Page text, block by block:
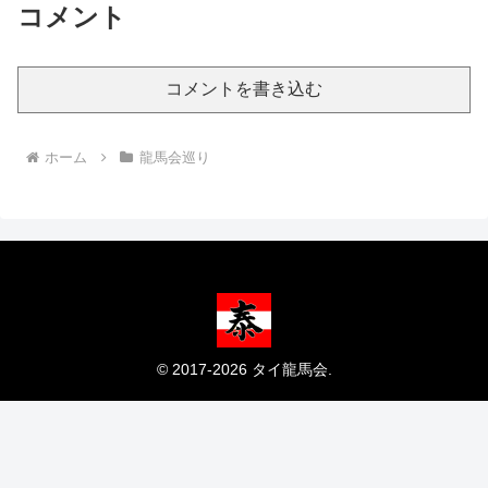
コメント
コメントを書き込む
ホーム 龍馬会巡り
© 2017-2026 タイ龍馬会.